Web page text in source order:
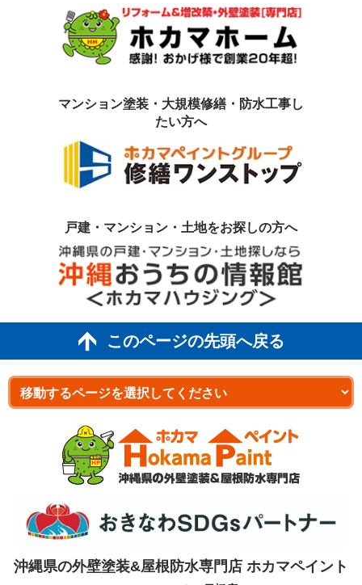
マンション塗装・大規模修繕・防水工事し
たい方へ
戸建・マンション・土地をお探しの方へ
このページの先頭へ戻る
沖縄県の外壁塗装&屋根防水専門店 ホカマペイント